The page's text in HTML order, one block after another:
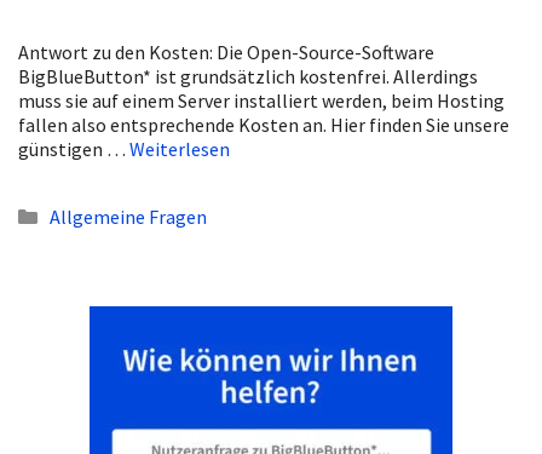
Antwort zu den Kosten: Die Open-Source-Software
BigBlueButton* ist grundsätzlich kostenfrei. Allerdings
muss sie auf einem Server installiert werden, beim Hosting
fallen also entsprechende Kosten an. Hier finden Sie unsere
günstigen … Weiterlesen
Kategorien
Allgemeine Fragen